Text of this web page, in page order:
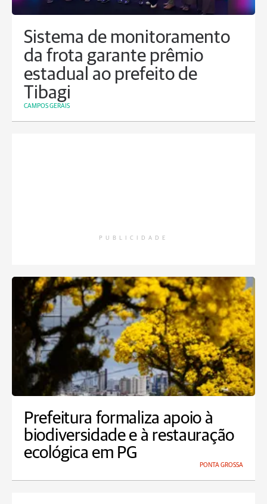
Sistema de monitoramento
da frota garante prêmio
estadual ao prefeito de
Tibagi
CAMPOS GERAIS
PUBLICIDADE
Prefeitura formaliza apoio à
biodiversidade e à restauração
ecológica em PG
PONTA GROSSA